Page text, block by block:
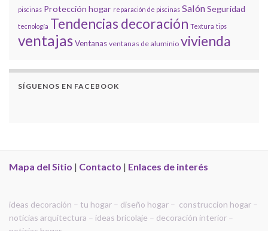
piscinas Protección hogar reparación de piscinas SalónSeguridad
tecnología Tendencias decoración Textura tips
ventajasVentanas ventanas de aluminio vivienda
SÍGUENOS EN FACEBOOK
Mapa del Sitio | Contacto | Enlaces de interés
ideas decoración – tu hogar – diseño hogar – construccion hogar –
noticias arquitectura – ideas bricolaje – decoración interior –